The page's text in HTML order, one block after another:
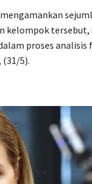
kelompok
proses analisis
(31/5).